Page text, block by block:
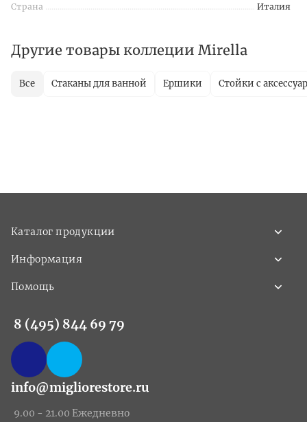
Страна
Италия
Другие товары коллеции Mirella
Все Стаканы для ванной Ершики Стойки с
Каталог продукции
Информация
Помощь
8 (495) 844 69 79
info@migliorestore.ru
9.00 - 21.00 Ежедневно